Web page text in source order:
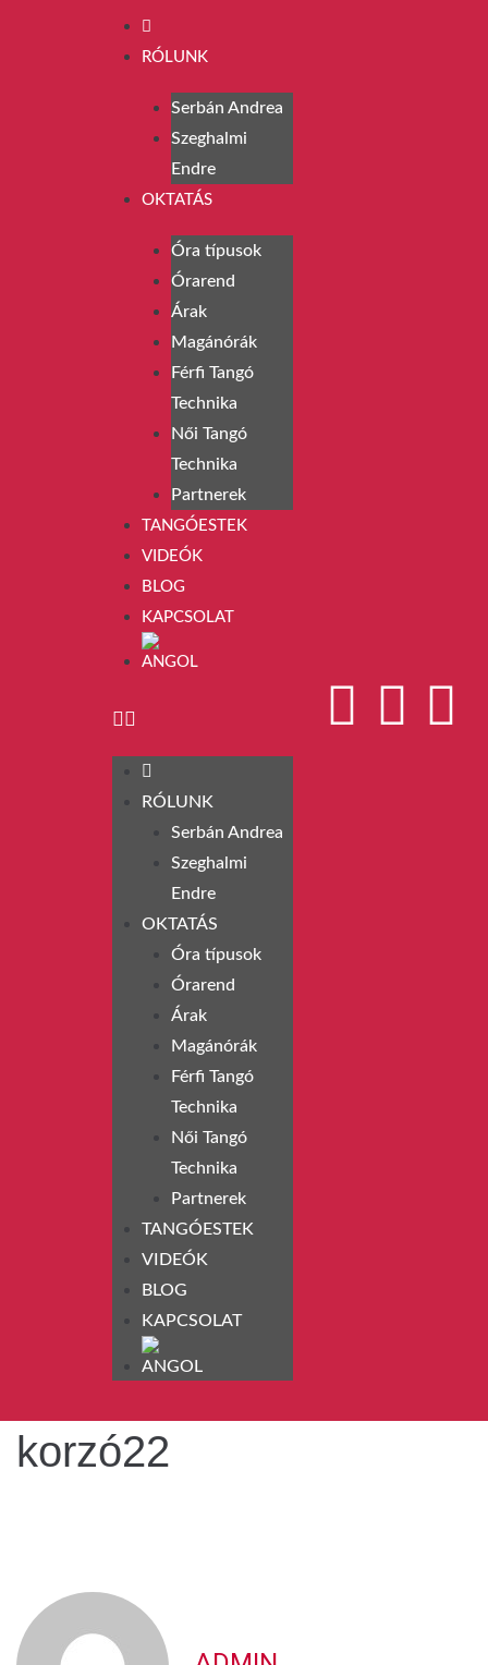
RÓLUNK
Serbán Andrea
Szeghalmi
Endre
OKTATÁS
Óra típusok
Órarend
Árak
Magánórák
Férfi Tangó
Technika
Női Tangó
Technika
Partnerek
TANGÓESTEK
VIDEÓK
BLOG
KAPCSOLAT
RÓLUNK
Serbán Andrea
Szeghalmi
Endre
OKTATÁS
Óra típusok
Órarend
Árak
Magánórák
Férfi Tangó
Technika
Női Tangó
Technika
Partnerek
TANGÓESTEK
VIDEÓK
BLOG
KAPCSOLAT
korzó22